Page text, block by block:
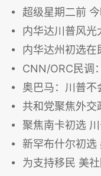
超级星期二前
内华达川普风光
内华达州初选在
CNN/ORC民调：
奥巴马：川普不
共和党聚焦外交
聚焦南卡初选
新罕布什尔初选
为支持移民 美